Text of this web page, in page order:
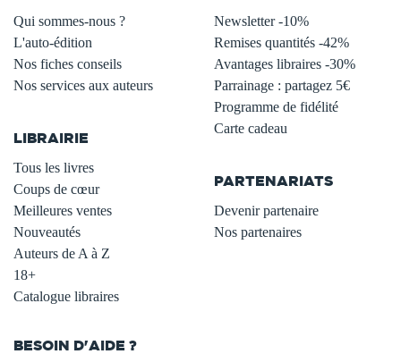
Qui sommes-nous ?
L'auto-édition
Nos fiches conseils
Nos services aux auteurs
LIBRAIRIE
Tous les livres
Coups de cœur
Meilleures ventes
Nouveautés
Auteurs de A à Z
18+
Catalogue libraires
Newsletter -10%
Remises quantités -42%
Avantages libraires -30%
Parrainage : partagez 5€
Programme de fidélité
Carte cadeau
PARTENARIATS
Devenir partenaire
Nos partenaires
BESOIN D'AIDE ?